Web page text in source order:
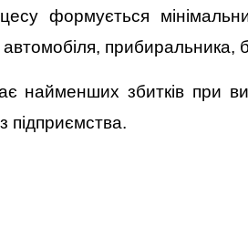
формується
прибиральника,
збитків при
підприємства.